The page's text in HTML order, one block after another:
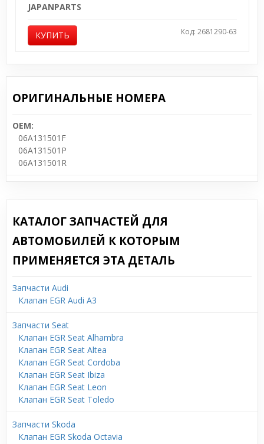
JAPANPARTS
КУПИТЬ Код: 2681290-63
ОРИГИНАЛЬНЫЕ НОМЕРА
OEM:
06A131501F
06A131501P
06A131501R
КАТАЛОГ ЗАПЧАСТЕЙ ДЛЯ
АВТОМОБИЛЕЙ К КОТОРЫМ
ПРИМЕНЯЕТСЯ ЭТА ДЕТАЛЬ
Запчасти Audi
Клапан EGR Audi A3
Запчасти Seat
Клапан EGR Seat Alhambra
Клапан EGR Seat Altea
Клапан EGR Seat Cordoba
Клапан EGR Seat Ibiza
Клапан EGR Seat Leon
Клапан EGR Seat Toledo
Запчасти Skoda
Клапан EGR Skoda Octavia